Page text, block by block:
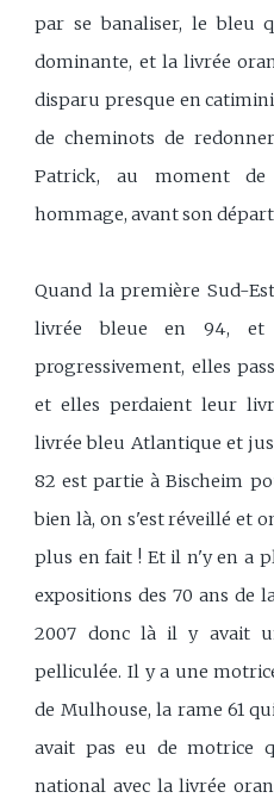
par se banaliser, le bleu
dominante, et la livrée
disparu presque en
de cheminots de
Patrick, au moment
hommage, avant son
Quand la première Sud-
livrée bleue en 94, et
progressivement, elles
et elles perdaient leur
livrée bleu Atlantique et
82 est partie à Bischeim
bien là, on s'est réveillé et
plus en fait ! Et il n'y en a
expositions des 70 ans de
2007 donc là il y avait
pelliculée. Il y a une
de Mulhouse, la rame 61
avait pas eu de motrice
national avec la livrée